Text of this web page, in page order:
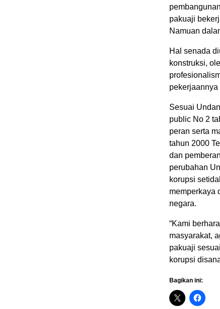
pakuaji
Namuan
Hal senada
konstruksi,
pekerjaannya
Sesuai
public No 2
peran serta
tahun 2000
dan
perubahan
korupsi
memperkaya
negara.
“Kami
masyarakat,
pakuaji
korupsi
Bagikan ini: